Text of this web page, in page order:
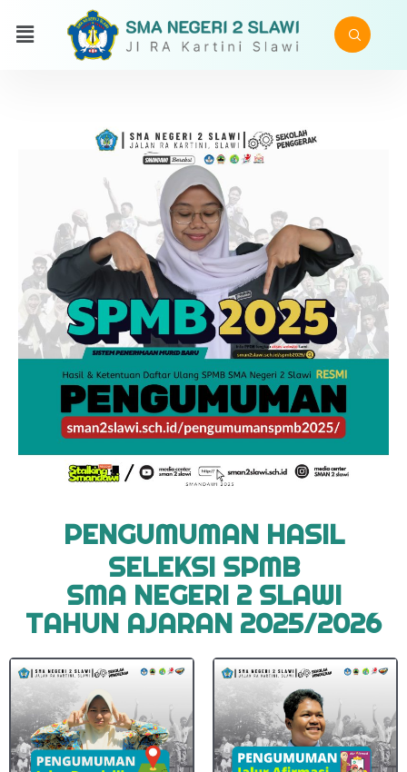
PENGUMUMAN HASIL
SELEKSI SPMB
SMA NEGERI 2 SLAWI
TAHUN AJARAN 2025/2026